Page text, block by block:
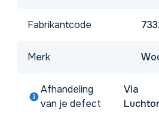
Fabrikantcode
Merk
Afhandeling
van je defect
Via